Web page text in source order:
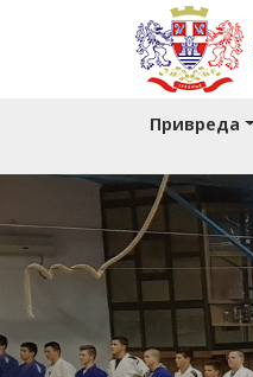
Привреда